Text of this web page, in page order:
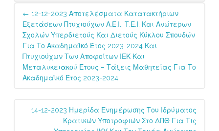
Post
navigation
← 12-12-2023 Αποτελέσματα Κατατακτήριων
Εξετάσεων Πτυχιούχων Α.Ε.Ι., Τ.Ε.Ι. Και Ανώτερων
Σχολών Υπερδιετούς Και Διετούς Κύκλου Σπουδών
Για Το Ακαδημαϊκό Έτος 2023-2024 Και
Πτυχιούχων Των Αποφοίτων ΙΕΚ Και
Μεταλυκειακού Έτους – Τάξεις Μαθητείας Για Το
Ακαδημαϊκό Έτος 2023-2024
14-12-2023 Ημερίδα Ενημέρωσης Του Ιδρύματος
Κρατικών Υποτροφιών Στο ΔΠΘ Για Τις